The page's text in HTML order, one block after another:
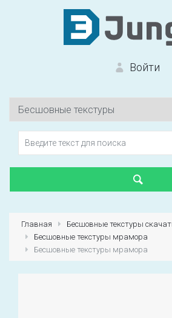
Войти
Вход на сайт
Первый раз?
Главная
Бесшовные текстуры
Бесшовные текстуры мрамора
Бесшовные текстуры мрамора